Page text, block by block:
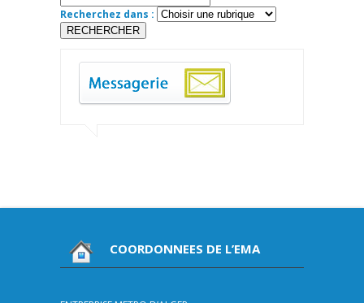
Recherchez dans :
COORDONNEES DE L’EMA